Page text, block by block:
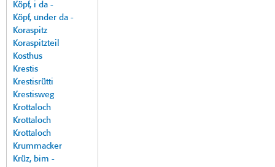
Köpf, i da -
Köpf, under da -
Koraspitz
Koraspitzteil
Kosthus
Krestis
Krestisrütti
Krestisweg
Krottaloch
Krottaloch
Krottaloch
Krummacker
Krüz, bim -